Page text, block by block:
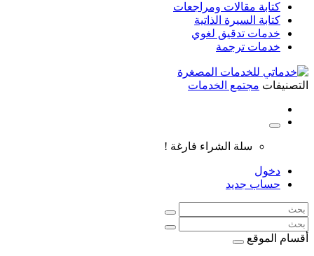
كتابة مقالات ومراجعات
كتابة السيرة الذاتية
خدمات تدقيق لغوي
خدمات ترجمة
التصنيفات مجتمع الخدمات
سلة الشراء فارغة !
دخول
حساب جديد
أقسام الموقع